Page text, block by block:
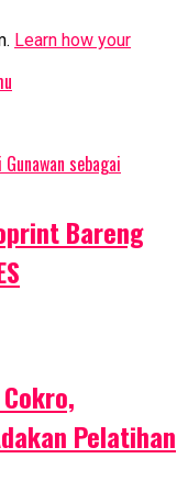
sebagai
Learn how your
Bareng
Pelatihan